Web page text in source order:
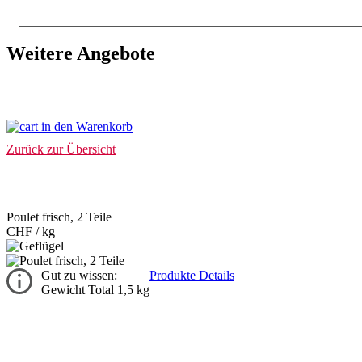
in den Warenkorb
Zurück zur Übersicht
Weitere Angebote
Poulet frisch, 2 Teile
CHF / kg
Gut zu wissen:
Gewicht Total 1,5 kg
Produkte Details